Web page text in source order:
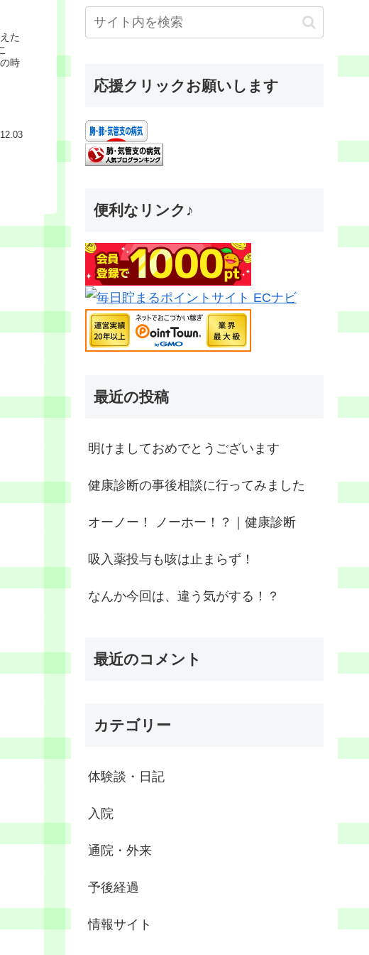
た
時
応援クリックお願いします
便利なリンク♪
最近の投稿
明けましておめでとうございます
健康診断の事後相談に行ってみました
オーノー！ ノーホー！？｜健康診断
吸入薬投与も咳は止まらず！
なんか今回は、違う気がする！？
最近のコメント
カテゴリー
体験談・日記
入院
通院・外来
予後経過
情報サイト